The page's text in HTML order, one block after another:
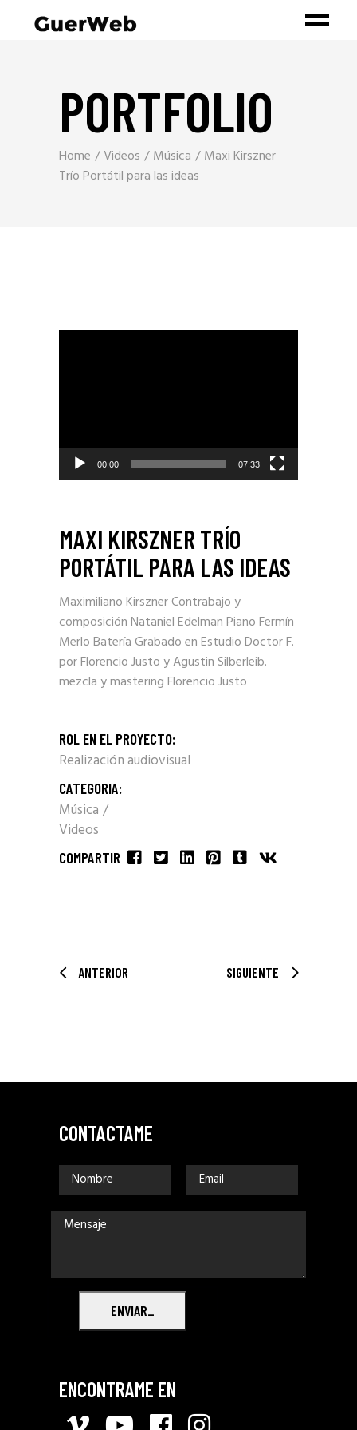
PORTFOLIO
Home Videos Música
Maxi Kirszner
Trío Portátil para las ideas
00:00 07:33
MAXI KIRSZNER TRÍO
PORTÁTIL PARA LAS IDEAS
Maximiliano Kirszner Contrabajo y
composición Nataniel Edelman Piano Fermín
Merlo Batería Grabado en Estudio Doctor F.
por Florencio Justo y Agustin Silberleib.
mezcla y mastering Florencio Justo
ROL EN EL PROYECTO:
Realización audiovisual
CATEGORIA:
Música
Videos
COMPARTIR
ANTERIOR SIGUIENTE
CONTACTAME
ENVIAR_
ENCONTRAME EN